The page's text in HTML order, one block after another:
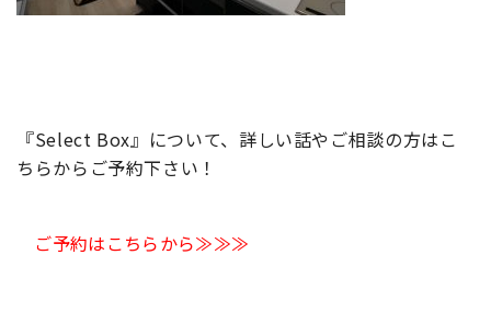
『Select Box』について、詳しい話やご相談の方はこ
ちらからご予約下さい！
ご予約はこちらから≫≫≫